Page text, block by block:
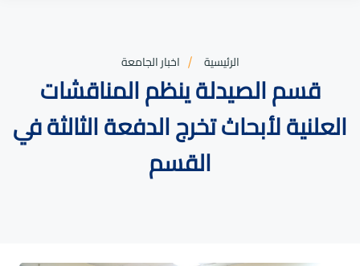
الرئيسية اخبار الجامعة
قسم الصيدلة ينظم المناقشات
العلنية لأبحاث تخرج الدفعة الثالثة في
القسم